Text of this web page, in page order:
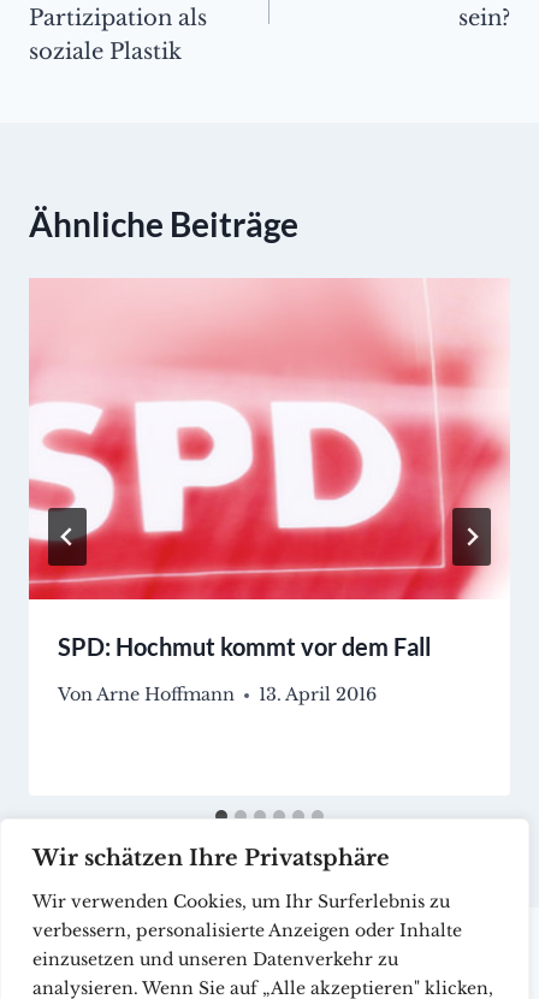
Wir schätzen Ihre Privatsphäre
Wir verwenden Cookies, um Ihr Surferlebnis zu
verbessern, personalisierte Anzeigen oder Inhalte
einzusetzen und unseren Datenverkehr zu
analysieren. Wenn Sie auf „Alle akzeptieren" klicken,
Partizipation als
soziale Plastik
sein?
Ähnliche Beiträge
SPD: Hochmut kommt vor dem Fall
VonArne Hoffmann 13. April 2016